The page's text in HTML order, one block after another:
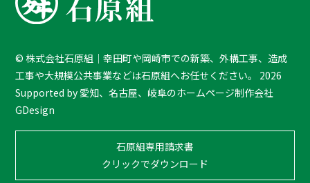
T
o
p
©株式会社石原組｜幸田町や岡崎市での新築、外構工事、造成
工事や大規模公共事業などは石原組へお任せください。
2026
Supported by 愛知、名古屋、岐阜のホームページ制作会社
GDesign
石原組専用請求書
クリックでダウンロード